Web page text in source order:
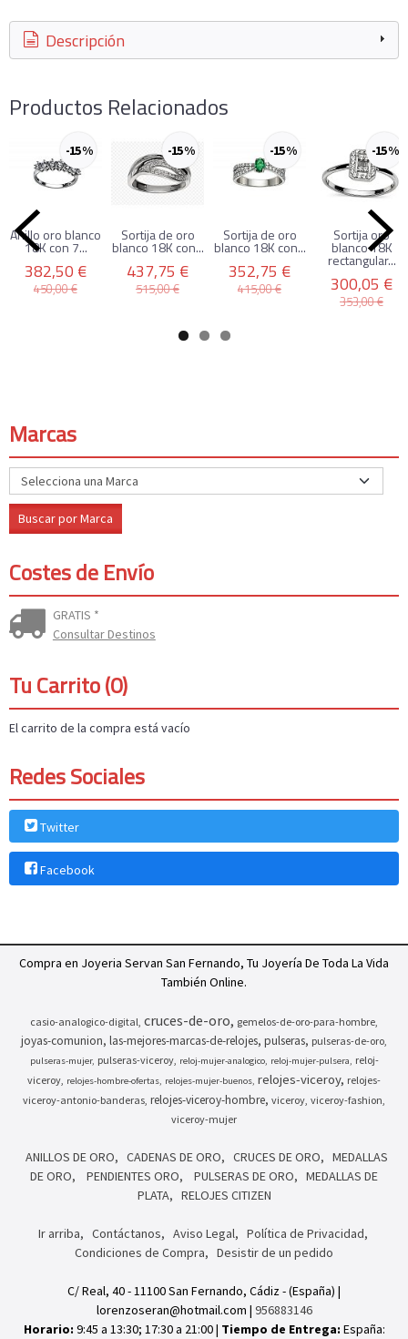
Marcas
Costes de Envío
GRATIS *
Consultar Destinos
Tu Carrito (0)
El carrito de la compra está vacío
Redes Sociales
Twitter
Facebook
Descripción
Productos Relacionados
-15 %
Anillo oro blanco
18K con 7...
382,50 €
450,00 €
-15 %
Sortija de oro
blanco 18K con...
437,75 €
515,00 €
-15 %
Sortija de oro
blanco 18K con...
352,75 €
415,00 €
-15 %
Sortija oro
blanco 18K
rectangular...
300,05 €
353,00 €
Compra en Joyeria Servan San Fernando, Tu Joyería De Toda La Vida
También Online.
casio-analogico-digital cruces-de-oro gemelos-de-oro-para-hombre
joyas-comunion las-mejores-marcas-de-relojes pulseras pulseras-de-oro
pulseras-mujer pulseras-viceroy reloj-mujer-analogico reloj-mujer-pulsera
reloj-
viceroy relojes-hombre-ofertas relojes-mujer-buenos relojes-viceroy relojes-
viceroy-antonio-banderas relojes-viceroy-hombre viceroy viceroy-fashion
viceroy-mujer
ANILLOS DE ORO CADENAS DE ORO CRUCES DE ORO
MEDALLAS
DE ORO
PENDIENTES ORO PULSERAS DE ORO
MEDALLAS DE
PLATA
RELOJES CITIZEN
Ir arriba Contáctanos Aviso Legal
Política de Privacidad
Condiciones de Compra
Desistir de un pedido
C/ Real, 40 - 11100 San Fernando, Cádiz - (España) |
lorenzoseran@hotmail.com | 956883146
Horario: 9:45 a 13:30; 17:30 a 21:00 | Tiempo de Entrega: España: